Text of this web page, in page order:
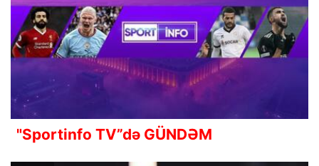
"Sportinfo TV”də GÜNDƏM